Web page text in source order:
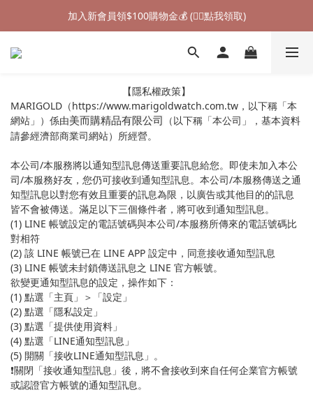
加入新會員領$100購物金💰 (👉🏻點我領取)
加入新會員領$100購物金💰 (👉🏻點我領取)
七夕情人節禮物❤85折起 (👉🏻點我探索)
【隱私權政策】
MARIGOLD（https://www.marigoldwatch.com.tw，以下稱「本
網站」）係由美而購精品有限公司
（以下稱「本公司」，基本資料
請參經濟部商業司網站）所經營。
本公司/本服務將以通知型訊息傳送重要訊息給您。即使未加入本公
司/本服務好友，您仍可接收到通知型訊息。本公司/本服務傳送之通
知型訊息以對您有效且重要的訊息為限，以廣告或其他目的的訊息
皆不會被傳送。滿足以下三個條件者，將可收到通知型訊息。
(1) LINE 帳號設定的電話號碼與本公司/本服務所傳來的電話號碼比
對相符
(2) 該 LINE 帳號已在 LINE APP 設定中，同意接收通知型訊息
(3) LINE 帳號未封鎖傳送訊息之 LINE 官方帳號。
欲變更通知型訊息的設定，操作如下：
(1) 點選「主頁」＞「設定」
(2) 點選「隱私設定」
(3) 點選「提供使用資料」
(4) 點選「LINE通知型訊息」
(5) 開關「接收LINE通知型訊息」。
❗️關閉「接收通知型訊息」後，將不會接收到來自任何企業官方帳號
或認證官方帳號的通知型訊息。